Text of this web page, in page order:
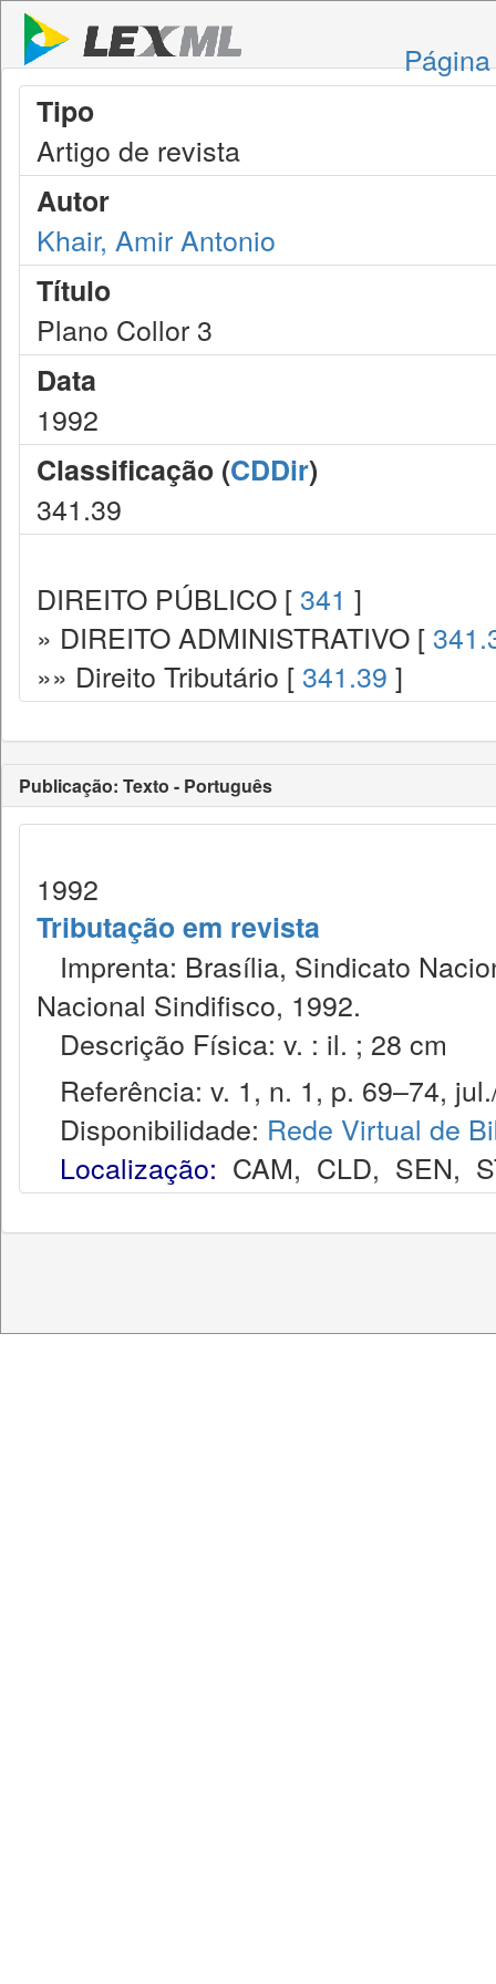
Tipo
Artigo de revista
Autor
Khair, Amir Antonio
Título
Plano Collor 3
Data
1992
Classificação (CDDir)
341.39
DIREITO PÚBLICO [ 341 ]
» DIREITO ADMINISTRATIVO [
»» Direito Tributário [ 341.39 ]
Publicação: Texto - Português
1992
Tributação em revista
Imprenta: Brasília, Sindicato
Nacional Sindifisco, 1992.
Descrição Física: v. : il. ; 28 cm
Referência: v. 1, n. 1, p. 69–74,
Disponibilidade: Rede Virtual de
Localização: CAM, CLD, SEN,